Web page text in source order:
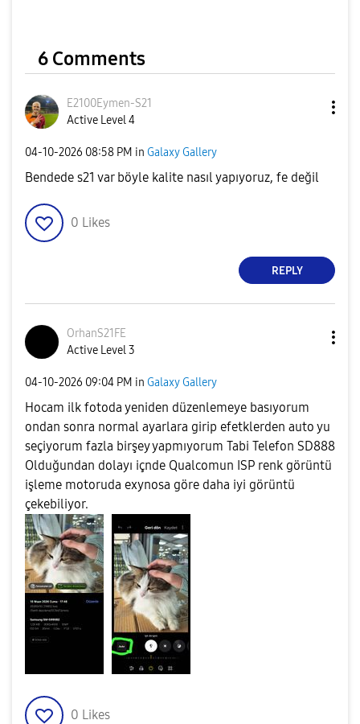
6 Comments
E2100Eymen-S21
Active Level 4
‎04-10-2026 08:58 PM in Galaxy Gallery
Bendede s21 var böyle kalite nasıl yapıyoruz, fe değil
0 Likes
REPLY
OrhanS21FE
Active Level 3
‎04-10-2026 09:04 PM in Galaxy Gallery
Hocam ilk fotoda yeniden düzenlemeye basıyorum
ondan sonra normal ayarlara girip efetklerden auto yu
seçiyorum fazla birşey yapmıyorum Tabi Telefon SD888
Olduğundan dolayı içnde Qualcomun ISP renk görüntü
işleme motoruda exynosa göre daha iyi görüntü
çekebiliyor.
0 Likes